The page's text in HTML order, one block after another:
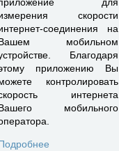
скорости
соединения на
мобильном
Благодаря
приложению Вы
контролировать
интернета
мобильного